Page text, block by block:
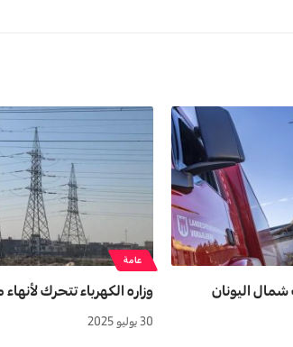
عامة
وزاره الکهرباء تتحرك
30 يوليو 2025